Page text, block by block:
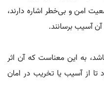
امن و بی‌خطر اشاره دارند،
آسیب برسانند.
به این معناست که آن اثر
از آسیب یا تخریب در امان